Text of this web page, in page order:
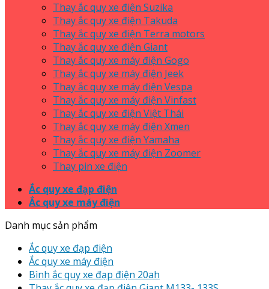
Thay ắc quy xe điện Suzika
Thay ắc quy xe điện Takuda
Thay ắc quy xe điện Terra motors
Thay ắc quy xe điện Giant
Thay ắc quy xe máy điện Gogo
Thay ắc quy xe máy điện Jeek
Thay ắc quy xe máy điện Vespa
Thay ắc quy xe máy điện Vinfast
Thay ắc quy xe điện Việt Thái
Thay ắc quy xe máy điện Xmen
Thay ắc quy xe điện Yamaha
Thay ắc quy xe máy điện Zoomer
Thay pin xe điện
Ắc quy xe đạp điện
Ắc quy xe máy điện
Danh mục sản phẩm
Ắc quy xe đạp điện
Ắc quy xe máy điện
Bình ắc quy xe đạp điện 20ah